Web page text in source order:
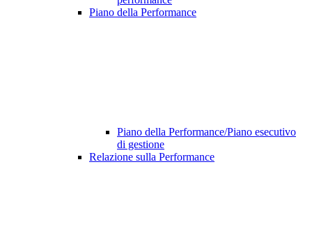
Piano della Performance
Piano della Performance/Piano esecutivo
di gestione
Relazione sulla Performance